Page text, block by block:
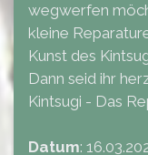
wegwerfen
kleine
Kunst des
Dann seid ihr
Kintsugi - Das
Datum: